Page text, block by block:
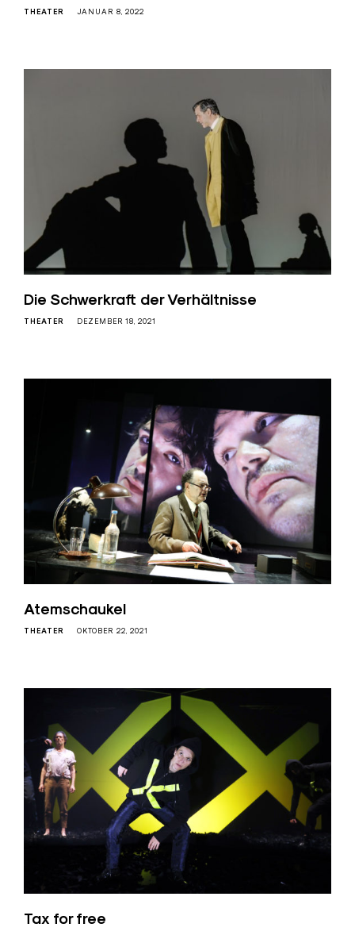
THEATER JANUAR 8, 2022
Die Schwerkraft der Verhältnisse
THEATER DEZEMBER 18, 2021
Atemschaukel
THEATER OKTOBER 22, 2021
Tax for free